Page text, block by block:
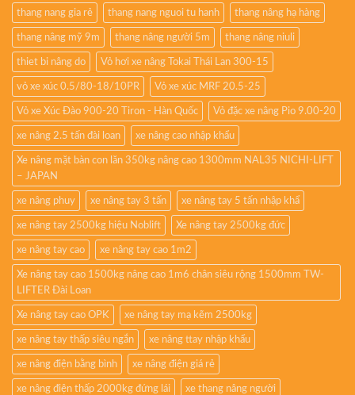
thang nang gia rẻ thang nang nguoi tu hanh thang nâng hạ hàng
thang nâng mỹ 9m thang nâng người 5m thang nâng niuli
thiet bi nâng do Vỏ hơi xe nâng Tokai Thái Lan 300-15
vỏ xe xúc 0.5/80-18/10PR Vỏ xe xúc MRF 20.5-25
Vỏ xe Xúc Đào 900-20 Tiron - Hàn Quốc Vỏ đặc xe nâng Pio 9.00-20
xe nâng 2.5 tấn đài loan xe nâng cao nhập khẩu
Xe nâng mặt bàn con lăn 350kg nâng cao 1300mm NAL35 NICHI-LIFT
– JAPAN
xe nâng phuy xe nâng tay 3 tấn xe nâng tay 5 tấn nhập khẩ
xe nâng tay 2500kg hiệu Noblift Xe nâng tay 2500kg đức
xe nâng tay cao xe nâng tay cao 1m2
Xe nâng tay cao 1500kg nâng cao 1m6 chân siêu rộng 1500mm TW-
LIFTER Đài Loan
Xe nâng tay cao OPK xe nâng tay mạ kẽm 2500kg
xe nâng tay thấp siêu ngắn xe nâng ttay nhập khẩu
xe nâng điện bằng bình xe nâng điện giá rẻ
xe nâng điện thấp 2000kg đứng lái xe thang nâng người